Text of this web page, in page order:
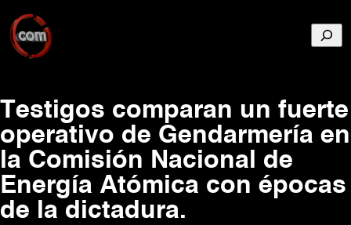
Testigos comparan un fuerte
operativo de Gendarmería en
la Comisión Nacional de
Energía Atómica con épocas
de la dictadura.